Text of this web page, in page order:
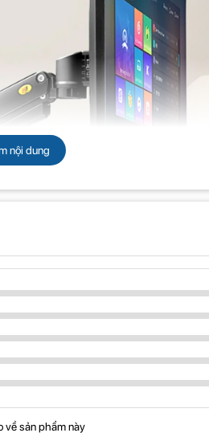
trọng tối đa từ 4,4 đến 33 lbs (2 - 15
ma sát, F45 cho phép bạn nâng, xoay, thu
nội dung
về sản phẩm này